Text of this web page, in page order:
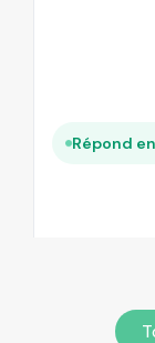
Répond